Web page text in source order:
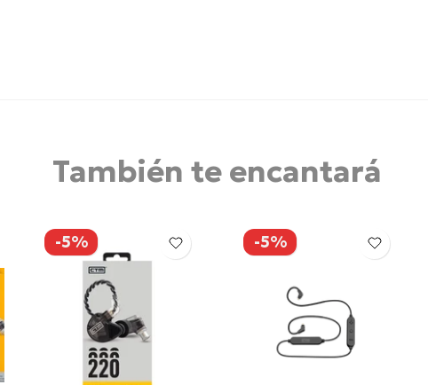
También te encantará
-5% -5%